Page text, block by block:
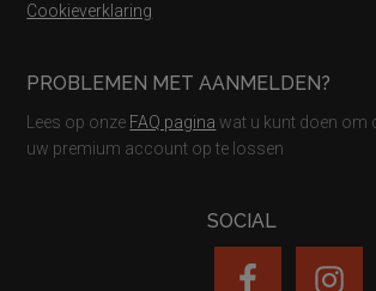
Cookieverklaring
PROBLEMEN MET AANMELDEN?
Lees op onze FAQ pagina wat u kunt doen om
uw premium account op te lossen
SOCIAL